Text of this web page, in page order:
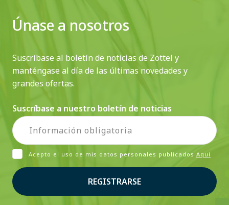
Únase a nosotros
Suscríbase al boletín de noticias de Zottel y
manténgase al día de las últimas novedades y
grandes ofertas.
Suscríbase a nuestro boletín de noticias
Acepto el uso de mis datos personales publicados Aquí
REGISTRARSE